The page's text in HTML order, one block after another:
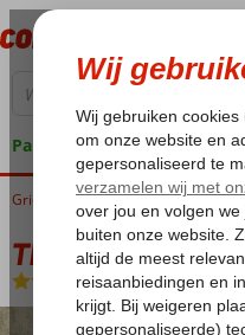
Pakketgarantie
Home
Griekenland Rhodos Rhodos-Stad
The Apartments
Logies-Appartement